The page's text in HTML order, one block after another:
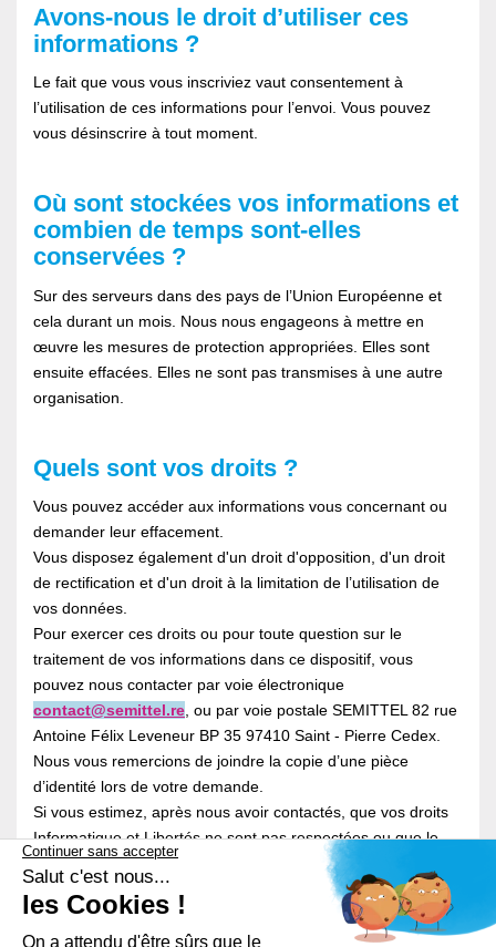
Avons-nous le droit d’utiliser ces
informations ?
Le fait que vous vous inscriviez vaut consentement à
l’utilisation de ces informations pour l’envoi. Vous pouvez
vous désinscrire à tout moment.
Où sont stockées vos informations et
combien de temps sont-elles
conservées ?
Sur des serveurs dans des pays de l’Union Européenne et
cela durant un mois. Nous nous engageons à mettre en
œuvre les mesures de protection appropriées. Elles sont
ensuite effacées. Elles ne sont pas transmises à une autre
organisation.
Quels sont vos droits ?
Vous pouvez accéder aux informations vous concernant ou
demander leur effacement.
Vous disposez également d'un droit d'opposition, d'un droit
de rectification et d'un droit à la limitation de l’utilisation de
vos données.
Pour exercer ces droits ou pour toute question sur le
traitement de vos informations dans ce dispositif, vous
pouvez nous contacter par voie électronique
contact@semittel.re , ou par voie postale SEMITTEL 82 rue
Antoine Félix Leveneur BP 35 97410 Saint - Pierre Cedex.
Nous vous remercions de joindre la copie d’une pièce
d’identité lors de votre demande.
Si vous estimez, après nous avoir contactés, que vos droits
Informatique et Libertés ne sont pas respectées ou que le
dispositif n’est pas conforme aux règles de protection des
données, vous pouvez adresser une réclamation à la CNIL.